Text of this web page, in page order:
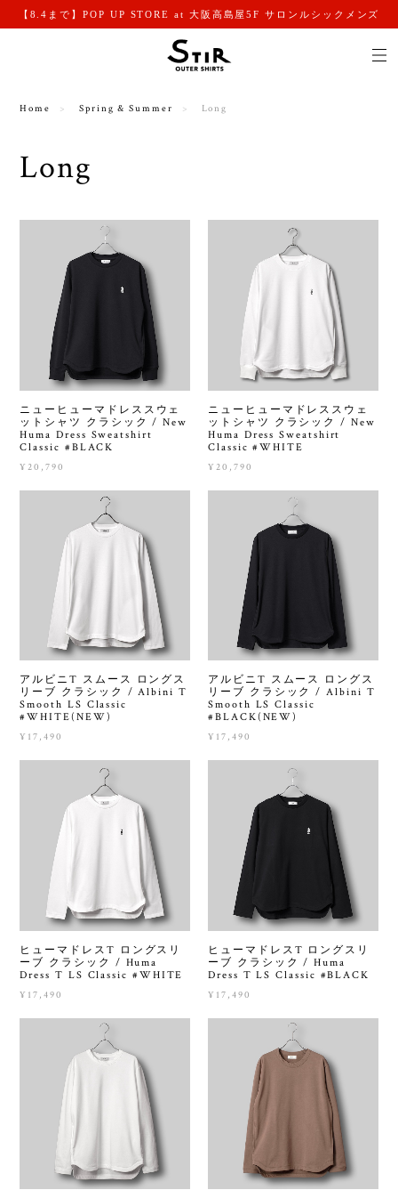
【8.4まで】POP UP STORE at 大阪高島屋5F サロンルシックメンズ
Home Spring & Summer Long
Long
ニューヒューマドレススウェ
ットシャツ クラシック / New
Huma Dress Sweatshirt
Classic #BLACK
¥20,790
ニューヒューマドレススウェ
ットシャツ クラシック / New
Huma Dress Sweatshirt
Classic #WHITE
¥20,790
アルビニT スムース ロングス
リーブ クラシック / Albini T
Smooth LS Classic
#WHITE(NEW)
¥17,490
アルビニT スムース ロングス
リーブ クラシック / Albini T
Smooth LS Classic
#BLACK(NEW)
¥17,490
ヒューマドレスT ロングスリ
ーブ クラシック / Huma
Dress T LS Classic #WHITE
¥17,490
ヒューマドレスT ロングスリ
ーブ クラシック / Huma
Dress T LS Classic #BLACK
¥17,490